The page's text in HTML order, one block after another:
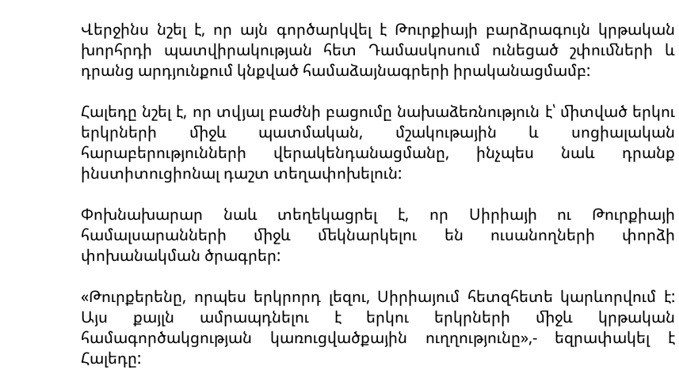
Վերջինս նշել է, որ այն գործարկվել է Թուրքիայի բարձրագույն կրթական
խորհրդի պատվիրակության հետ Դամասկոսում ունեցած շփումների և
դրանց արդյունքում կնքված համաձայնագրերի իրականացմամբ:
Հալեդը նշել է, որ տվյալ բաժնի բացումը նախաձեռնություն է՝ միտված երկու
երկրների միջև պատմական, մշակութային և սոցիալական
հարաբերությունների վերակենդանացմանը, ինչպես նաև դրանք
ինստիտուցիոնալ դաշտ տեղափոխելուն:
Փոխնախարար նաև տեղեկացրել է, որ Սիրիայի ու Թուրքիայի
համալսարանների միջև մեկնարկելու են ուսանողների փորձի
փոխանակման ծրագրեր:
«Թուրքերենը, որպես երկրորդ լեզու, Սիրիայում հետզհետե կարևորվում է:
Այս քայլն ամրապդնելու է երկու երկրների միջև կրթական
համագործակցության կառուցվածքային ուղղությունը»,- եզրափակել է
Հալեդը: